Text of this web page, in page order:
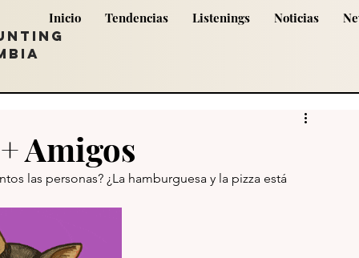
Inicio Tendencias Listenings Noticias
Amigos
las personas? ¿La hamburguesa y la pizza está